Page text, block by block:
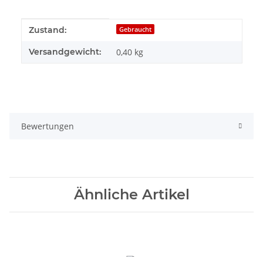
Produkteigenschaft
Wert
Zustand: Gebraucht
Versandgewicht: 0,40 kg
Bewertungen
Ähnliche Artikel